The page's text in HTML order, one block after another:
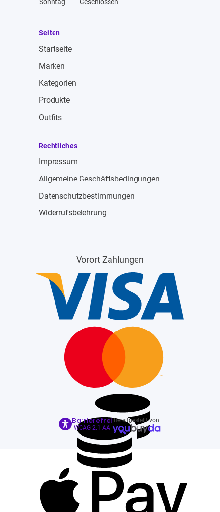
Sonntag
Geschlossen
Seiten
Startseite
Marken
Kategorien
Produkte
Outfits
Rechtliches
Impressum
Allgemeine Geschäftsbedingungen
Datenschutzbestimmungen
Widerrufsbelehrung
Vorort Zahlungen
Barrierefrei
WCAG-2.1-AA
Bereitgestellt von